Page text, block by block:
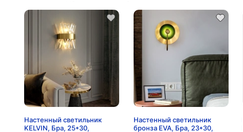
Настенный светильник
KELVIN, Бра, 25*30,
Настенный светильник
бронза EVA, Бра, 23*30,